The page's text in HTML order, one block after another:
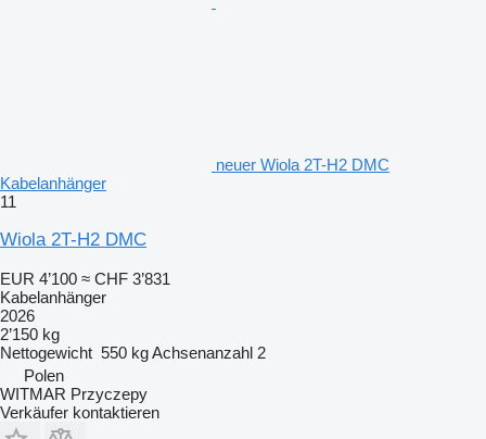
neuer Wiola 2T-H2 DMC
Kabelanhänger
11
Wiola 2T-H2 DMC
EUR 4’100 ≈ CHF 3’831
Kabelanhänger
2026
2’150 kg
Nettogewicht 550 kgAchsenanzahl 2
Polen
WITMAR Przyczepy
Verkäufer kontaktieren